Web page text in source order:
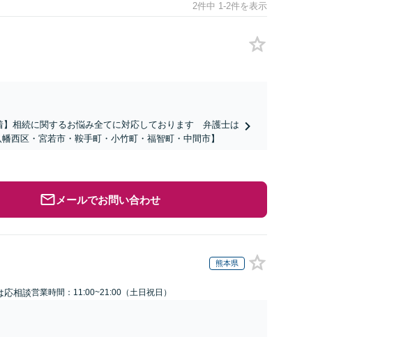
2件中 1-2件を表示
】相続に関するお悩み全てに対応しております 弁護士は
区・宮若市・鞍手町・小竹町・福智町・中間市】
メールでお問い合わせ
熊本県
応相談営業時間：11:00~21:00（土日祝日）